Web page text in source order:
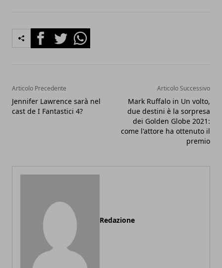
FacebookTwitterWhatsapp
Articolo Precedente
Jennifer Lawrence sarà nel
cast de I Fantastici 4?
Articolo Successivo
Mark Ruffalo in Un volto,
due destini è la sorpresa
dei Golden Globe 2021:
come l'attore ha ottenuto il
premio
Redazione